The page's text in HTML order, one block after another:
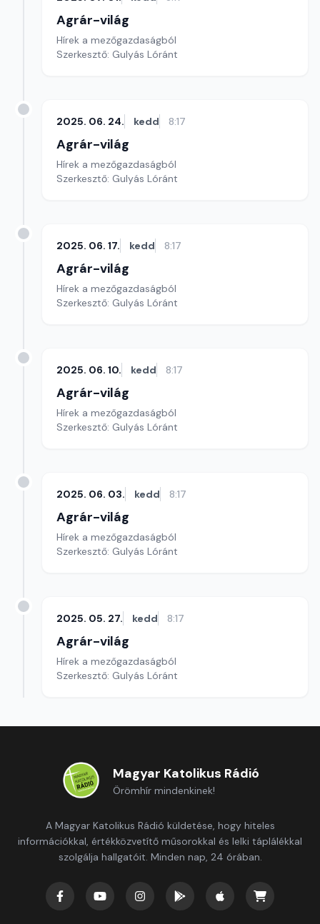
Agrár-világ
Hírek a mezőgazdaságból
Szerkesztő: Gulyás Lóránt
2025. 06. 24. kedd 8:17
Agrár-világ
Hírek a mezőgazdaságból
Szerkesztő: Gulyás Lóránt
2025. 06. 17. kedd 8:17
Agrár-világ
Hírek a mezőgazdaságból
Szerkesztő: Gulyás Lóránt
2025. 06. 10. kedd 8:17
Agrár-világ
Hírek a mezőgazdaságból
Szerkesztő: Gulyás Lóránt
2025. 06. 03. kedd 8:17
Agrár-világ
Hírek a mezőgazdaságból
Szerkesztő: Gulyás Lóránt
2025. 05. 27. kedd 8:17
Agrár-világ
Hírek a mezőgazdaságból
Szerkesztő: Gulyás Lóránt
Magyar Katolikus Rádió
Örömhír mindenkinek!
A Magyar Katolikus Rádió küldetése, hogy hiteles
információkkal, értékközvetítő műsorokkal és lelki táplálékkal
szolgálja hallgatóit. Minden nap, 24 órában.